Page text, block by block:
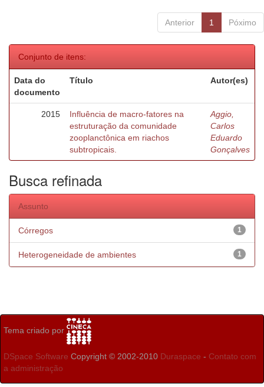
Anterior 1 Póximo
Conjunto de itens:
Data do
documento
Título Autor(es)
2015
Influência de macro-fatores na
estruturação da comunidade
zooplanctônica em riachos
subtropicais.
Aggio,
Carlos
Eduardo
Gonçalves
Busca refinada
Assunto
1
Córregos
1
Heterogeneidade de ambientes
Tema criado por
DSpace Software Copyright © 2002-2010 Duraspace - Contato com
a administração